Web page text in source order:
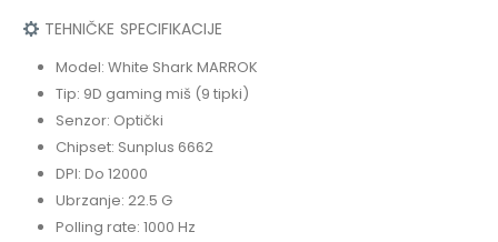
TEHNIČKE SPECIFIKACIJE
Model: White Shark MARROK
Tip: 9D gaming miš (9 tipki)
Senzor: Optički
Chipset: Sunplus 6662
DPI: Do 12000
Ubrzanje: 22.5 G
Polling rate: 1000 Hz